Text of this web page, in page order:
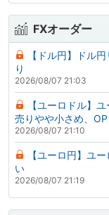
FXオーダー
【ドル円】ドル
り
2026/08/07 21:03
【ユーロドル】
売りやや小さめ、OP
2026/08/07 21:10
【ユーロ円】ユ
い
2026/08/07 21:19